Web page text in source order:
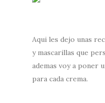
Aqui les dejo unas
y mascarillas que
ademas voy a poner
para cada crema.